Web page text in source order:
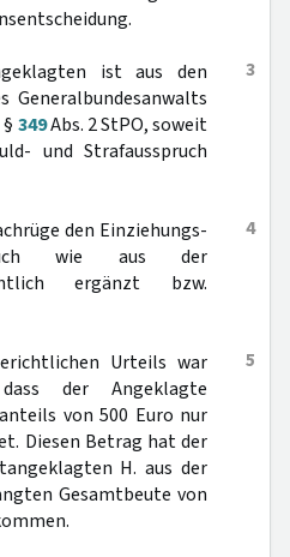
3
ist aus den
Generalbundesanwalts
349Abs. 2 StPO, soweit
und Strafausspruch
4
den Einziehungs-
wie aus der
ergänzt bzw.
5
Urteils war
der Angeklagte
von 500 Euro nur
Diesen Betrag hat der
H. aus der
Gesamtbeute von